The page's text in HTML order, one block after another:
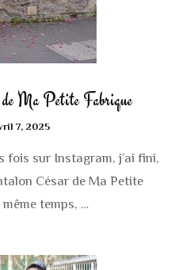
Ma Petite Fabrique
7, 2025
fois sur Instagram, j’ai fini,
César de Ma Petite
temps, …